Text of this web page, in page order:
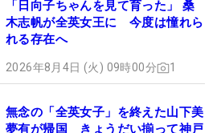
「日向子ちゃんを見て育った」 桑
木志帆が全英女王に 今度は憧れら
れる存在へ
2026年8月4日 (火) 09時00分 1
無念の「全英女子」を終えた山下美
夢有が帰国 きょうだい揃って神戸